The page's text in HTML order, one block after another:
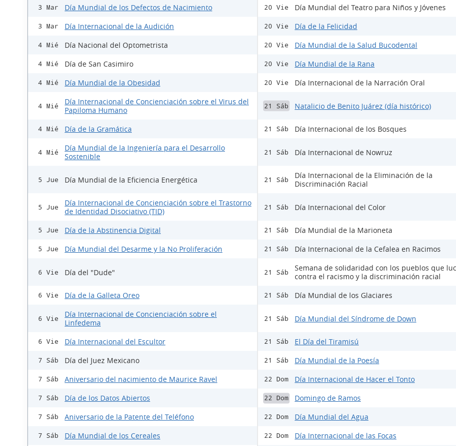
3 Mar Día Mundial de los Defectos de Nacimiento
3 Mar Día Internacional de la Audición
4 Mié Día Nacional del Optometrista
4 Mié Día de San Casimiro
4 Mié Día Mundial de la Obesidad
4 Mié
Día Internacional de Concienciación sobre el Virus del
Papiloma Humano
4 Mié Día de la Gramática
4 Mié
Día Mundial de la Ingeniería para el Desarrollo
Sostenible
5 Jue Día Mundial de la Eficiencia Energética
5 Jue
Día Internacional de Concienciación sobre el Trastorno
de Identidad Disociativo (TID)
5 Jue Día de la Abstinencia Digital
5 Jue Día Mundial del Desarme y la No Proliferación
6 Vie Día del "Dude"
6 Vie Día de la Galleta Oreo
6 Vie
Día Internacional de Concienciación sobre el
Linfedema
6 Vie Día Internacional del Escultor
7 Sáb Día del Juez Mexicano
7 Sáb Aniversario del nacimiento de Maurice Ravel
7 Sáb Día de los Datos Abiertos
7 Sáb Aniversario de la Patente del Teléfono
7 Sáb Día Mundial de los Cereales
20 Vie Día Mundial del Teatro para Niños y Jóvenes
20 Vie Día de la Felicidad
20 Vie Día Mundial de la Salud Bucodental
20 Vie Día Mundial de la Rana
20 Vie Día Internacional de la Narración Oral
21 Sáb Natalicio de Benito Juárez (día histórico)
21 Sáb Día Internacional de los Bosques
21 Sáb Día Internacional de Nowruz
21 Sáb
Día Internacional de la Eliminación de la
Discriminación Racial
21 Sáb Día Internacional del Color
21 Sáb Día Mundial de la Marioneta
21 Sáb Día Internacional de la Cefalea en Racimos
21 Sáb
Semana de solidaridad con los pueblos que
contra el racismo y la discriminación racial
21 Sáb Día Mundial de los Glaciares
21 Sáb Día Mundial del Síndrome de Down
21 Sáb El Día del Tiramisú
21 Sáb Día Mundial de la Poesía
22 Dom Día Internacional de Hacer el Tonto
22 Dom Domingo de Ramos
22 Dom Día Mundial del Agua
22 Dom Día Internacional de las Focas